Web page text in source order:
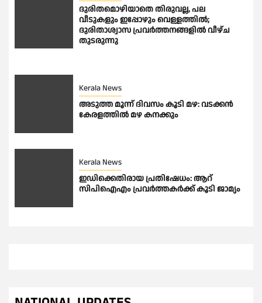
ദുരിതമൊഴിയാതെ തിരുവല്ല, പല
വീടുകളും ഇപ്പോഴും വെള്ളത്തിൽ;
ദുരിതാശ്വാസ പ്രവർത്തനങ്ങളിൽ വീഴ്ച
തുടരുന്നു
Kerala News
അടുത്ത മൂന്ന് ദിവസം കൂടി മഴ: വടക്കൻ
കേരളത്തിൽ മഴ കനക്കും
Kerala News
ഇഡിക്കെതിരായ പ്രതിഷേധം: ആറ്
സിപിഐഎം പ്രവര്‍ത്തകര്‍ക്ക് കൂടി ജാമ്യം